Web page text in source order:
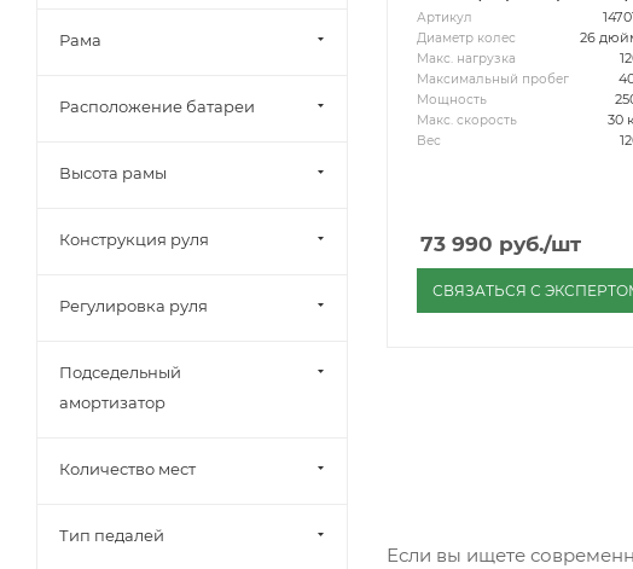
Артикул
Диаметр колес 26
Макс. нагрузка
Максимальный пробег
Мощность
Макс. скорость 30
Вес
73 990 руб./шт
СВЯЗАТЬСЯ С
Если вы ищете
Рама
Расположение батареи
Высота рамы
Конструкция руля
Регулировка руля
Подседельный
амортизатор
Количество мест
Тип педалей